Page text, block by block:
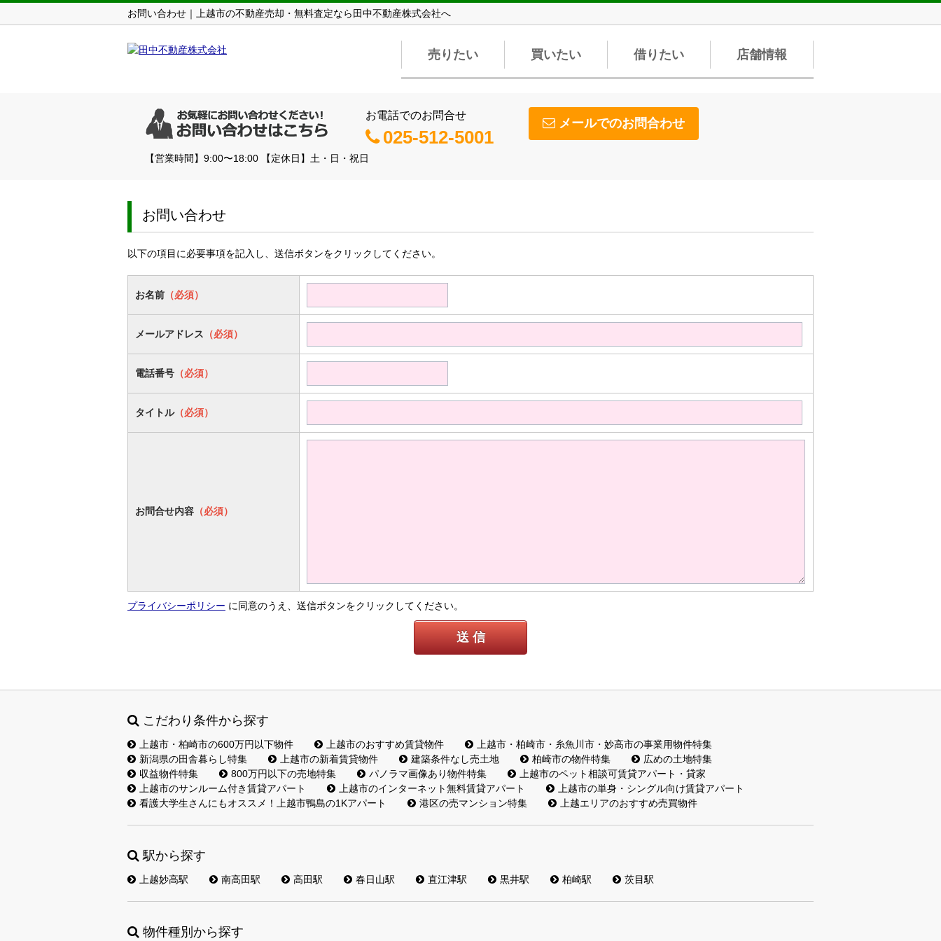
お問い合わせ｜上越市の不動産売却・無料査定なら田中不動産株式会社へ
売りたい 買いたい 借りたい 店舗情報
お電話でのお問合せ
025-512-5001
メールでのお問合わせ
【営業時間】9:00〜18:00 【定休日】土・日・祝日
お問い合わせ
以下の項目に必要事項を記入し、送信ボタンをクリックしてください。
お名前 （必須）
メールアドレス （必須）
電話番号 （必須）
タイトル（必須）
お問合せ内容 （必須）
プライバシーポリシー に同意のうえ、送信ボタンをクリックしてください。
送 信
こだわり条件から探す
上越市・柏崎市の600万円以下物件 上越市のおすすめ賃貸物件
上越市・柏崎市・糸魚川市・妙高市の事業用物件特集
新潟県の田舎暮らし特集
上越市の新着賃貸物件 建築条件なし売土地 柏崎市の物件特集
広めの土地特集
収益物件特集
800万円以下の売地特集 パノラマ画像あり物件特集
上越市のペット相談可賃貸アパート・貸家
上越市のサンルーム付き賃貸アパート
上越市のインターネット無料賃貸アパート
上越市の単身・シングル向け賃貸アパート
看護大学生さんにもオススメ！上越市鴨島の1Kアパート
港区の売マンション特集 上越エリアのおすすめ売買物件
駅から探す
上越妙高駅 南高田駅 高田駅 春日山駅 直江津駅 黒井駅 柏崎駅 茨目駅
物件種別から探す